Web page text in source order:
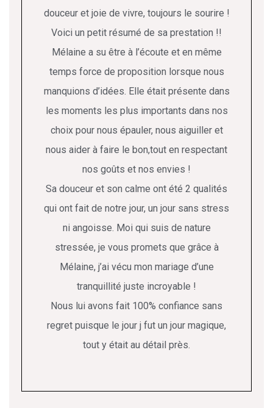
douceur et joie de vivre, toujours le sourire !
Voici un petit résumé de sa prestation !!
Mélaine a su être à l’écoute et en même
temps force de proposition lorsque nous
manquions d’idées. Elle était présente dans
les moments les plus importants dans nos
choix pour nous épauler, nous aiguiller et
nous aider à faire le bon,tout en respectant
nos goûts et nos envies !
Sa douceur et son calme ont été 2 qualités
qui ont fait de notre jour, un jour sans stress
ni angoisse. Moi qui suis de nature
stressée, je vous promets que grâce à
Mélaine, j’ai vécu mon mariage d’une
tranquillité juste incroyable !
Nous lui avons fait 100% confiance sans
regret puisque le jour j fut un jour magique,
tout y était au détail près.